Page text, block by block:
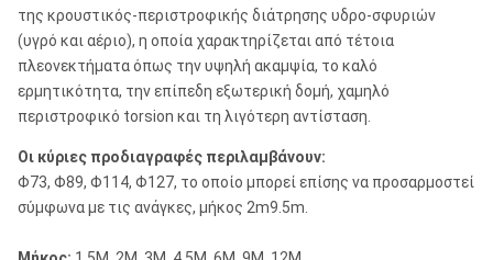
της κρουστικός-περιστροφικής διάτρησης υδρο-σφυριών
(υγρό και αέριο), η οποία χαρακτηρίζεται από τέτοια
πλεονεκτήματα όπως την υψηλή ακαμψία, το καλό
ερμητικότητα, την επίπεδη εξωτερική δομή, χαμηλό
περιστροφικό torsion και τη λιγότερη αντίσταση.
Οι κύριες προδιαγραφές περιλαμβάνουν:
Φ73, Φ89, Φ114, Φ127, το οποίο μπορεί επίσης να προσαρμοστεί
σύμφωνα με τις ανάγκες, μήκος 2m9.5m.